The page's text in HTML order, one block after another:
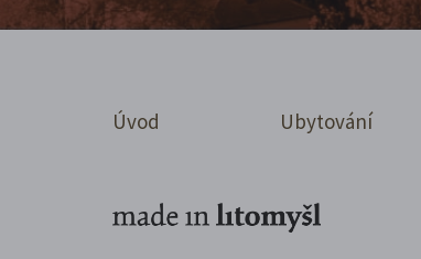
Úvod Ubytování